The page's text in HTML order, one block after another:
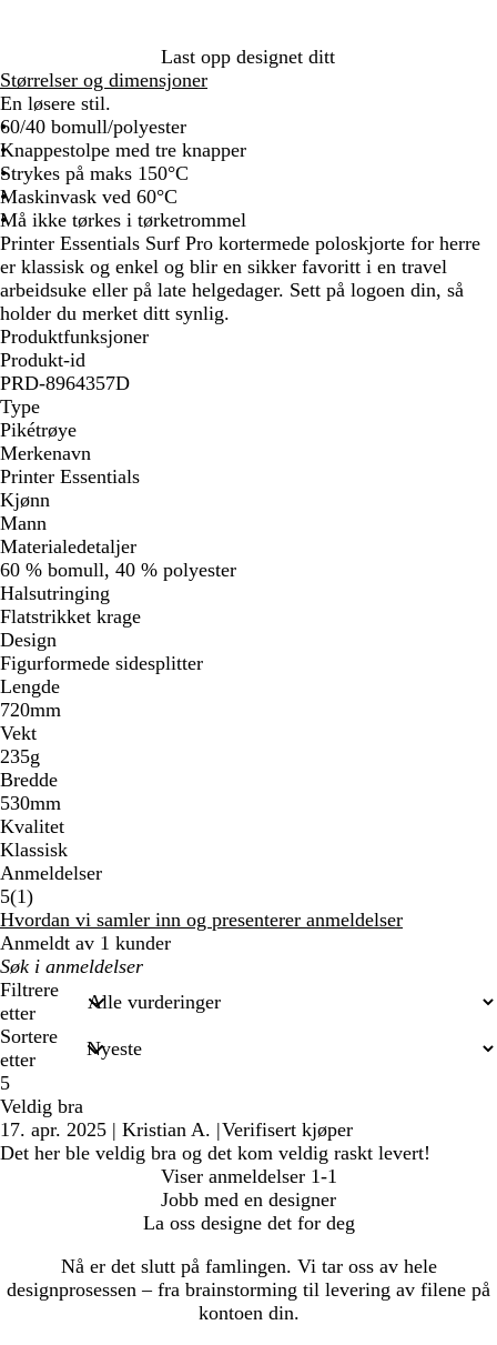
n
Last opp designet ditt
Størrelser og dimensjoner
En løsere stil.
60/40 bomull/polyester
Knappestolpe med tre knapper
Strykes på maks 150°C
Maskinvask ved 60°C
Må ikke tørkes i tørketrommel
Printer Essentials Surf Pro kortermede poloskjorte for herre
er klassisk og enkel og blir en sikker favoritt i en travel
arbeidsuke eller på late helgedager. Sett på logoen din, så
holder du merket ditt synlig.
Produktfunksjoner
Produkt-id
PRD-8964357D
Type
Pikétrøye
Merkenavn
Printer Essentials
Kjønn
Mann
Materialedetaljer
60 % bomull, 40 % polyester
Halsutringing
Flatstrikket krage
Design
Figurformede sidesplitter
Lengde
720mm
Vekt
235g
Bredde
530mm
Kvalitet
Klassisk
Anmeldelser
5(11
anmeldelser
)
Hvordan vi samler inn og presenterer anmeldelser
Anmeldt av 1 kunder
Mine
søkeord
Filtrere
etter
Sortere
etter
5
Veldig bra
17. apr. 2025 | Kristian A. |Verifisert kjøper
Det her ble veldig bra og det kom veldig raskt levert!
Viser anmeldelser 1-1
Jobb med en designer
La oss designe det for deg
Nå er det slutt på famlingen. Vi tar oss av hele
designprosessen – fra brainstorming til levering av filene på
kontoen din.